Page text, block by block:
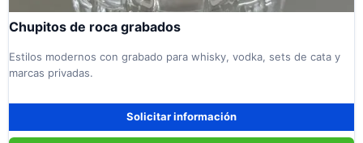
Chupitos de roca grabados
Estilos modernos con grabado para whisky, vodka, sets de cata y
marcas privadas.
Solicitar información